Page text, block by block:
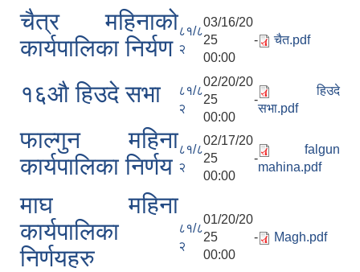
चैत्र महिनाको
कार्यपालिका निर्यण
८१/८
२
03/16/20
25 -
00:00
चैत.pdf
१६‌‌‌औ हिउदे सभा
८१/८
२
02/20/20
25 -
00:00
हिउदे
सभा.pdf
फाल्गुन महिना
कार्यपालिका निर्णय
८१/८
२
02/17/20
25 -
00:00
falgun
mahina.pdf
माघ महिना
कार्यपालिका
निर्णयहरु
८१/८
२
01/20/20
25 -
00:00
Magh.pdf